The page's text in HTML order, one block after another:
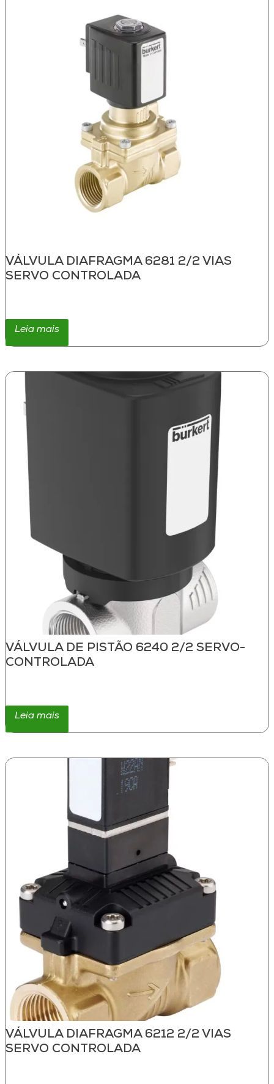
VÁLVULA DIAFRAGMA 6281 2/2 VIAS
SERVO CONTROLADA
Leia mais
VÁLVULA DE PISTÃO 6240 2/2 SERVO-
CONTROLADA
Leia mais
VÁLVULA DIAFRAGMA 6212 2/2 VIAS
SERVO CONTROLADA